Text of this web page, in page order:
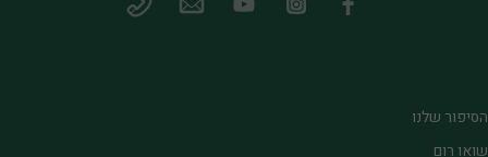
הסיפור שלנו
שואו רום